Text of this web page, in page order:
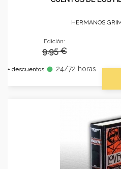
HERMANOS
Edición:
9.95 €
+ descuentos fiber_manual_record 24/72 horas